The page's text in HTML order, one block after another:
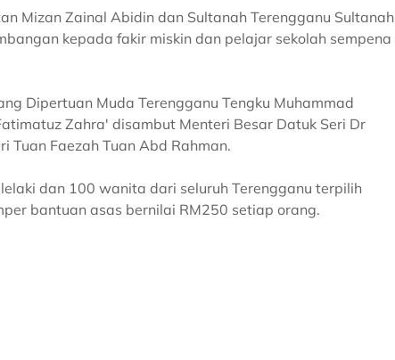
Mizan Zainal Abidin dan Sultanah Terengganu Sultanah
kepada fakir miskin dan pelajar sekolah sempena
Dipertuan Muda Terengganu Tengku Muhammad
Zahra' disambut Menteri Besar Datuk Seri Dr
Tuan Faezah Tuan Abd Rahman.
dan 100 wanita dari seluruh Terengganu terpilih
bantuan asas bernilai RM250 setiap orang.